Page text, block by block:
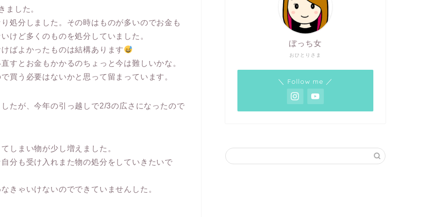
ました。
処分しました。その時はものが多いのでお金も
けど多くのものを処分していました。
ばよかったものは結構あります
すとお金もかかるのちょっと今は難しいかな。
買う必要はないかと思って留まっています。
たが、今年の引っ越しで2/3の広さになったので
しまい物が少し増えました。
分も受け入れまた物の処分をしていきたいで
きゃいけないのでできていませんした。
おひとりさま
ぼっち女
＼ Follow me ／